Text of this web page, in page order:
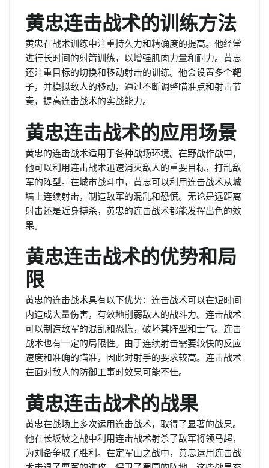
黄忠连击战术的训练方法
黄忠在战术训练中注重持久力和精确度的提高。他经常
进行长时间的射箭训练，以增强肌肉力量和耐力。黄忠
还注重目标的切换和移动射击的训练。他会设置多个靶
子，并模拟敌人的移动，通过不断调整瞄准点和射击节
奏，提高连击战术的实战能力。
黄忠连击战术的应用场景
黄忠的连击战术适用于各种战场环境。在野战作战中，
他可以利用连击战术迅速消灭敌人的重要目标，打乱敌
军的阵型。在城市战斗中，黄忠可以利用连击战术从城
墙上连续射击，制造敌军的混乱和恐慌。无论是远距离
射击还是近身搏杀，黄忠的连击战术都能发挥出色的效
果。
黄忠连击战术的优势和局
限
黄忠的连击战术具有以下优势：连击战术可以在短时间
内造成大量伤害，有效地削弱敌人的战斗力。连击战术
可以制造敌军的混乱和恐慌，破坏其阵型和士气。连击
战术也有一定的局限性。由于连续射击需要较快的反应
速度和准确的瞄准，因此对射手的要求较高。连击战术
在面对敌人的防御工事时效果可能不佳。
黄忠连击战术的战果
黄忠在战场上多次运用连击战术，取得了显著的战果。
他在长坂坡之战中利用连击战术射杀了敌军将领马超，
为刘备争取了胜利。在定军山之战中，黄忠运用连击战